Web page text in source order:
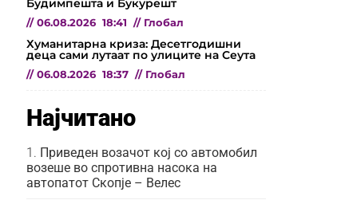
// 06.08.2026 18:41 // Глобал
Хуманитарна криза: Десетгодишни
деца сами лутаат по улиците на Сеута
// 06.08.2026 18:37 // Глобал
Најчитано
Приведен возачот кој со автомобил
возеше во спротивна насока на
автопатот Скопје – Велес